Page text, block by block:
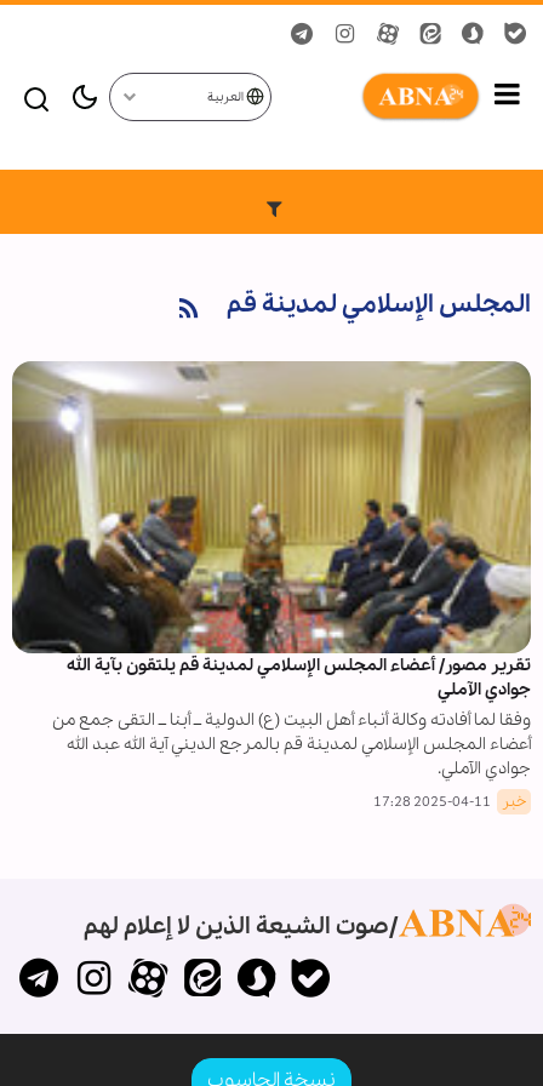
العربية
المجلس الإسلامي لمدينة قم
تقرير مصور/ أعضاء المجلس الإسلامي لمدينة قم يلتقون بآية الله
جوادي الآملي
وفقا لما أفادته وكالة أنباء أهل البيت (ع) الدولية ــ أبنا ــ التقى جمع من
أعضاء المجلس الإسلامي لمدينة قم بالمرجع الديني آية الله عبد الله
جوادي الآملي.
خبر 2025-04-11 17:28
صوت الشيعة الذين لا إعلام لهم
نسخة الحاسوب